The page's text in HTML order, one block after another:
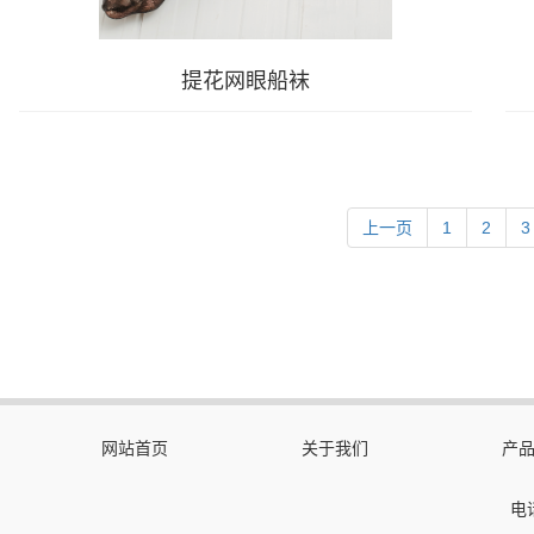
提花网眼船袜
上一页 1 2 3
网站首页 关于我们 产
电